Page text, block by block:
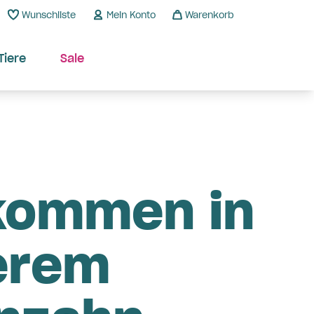
Wunschliste Mein Konto Warenkorb
Sale
in